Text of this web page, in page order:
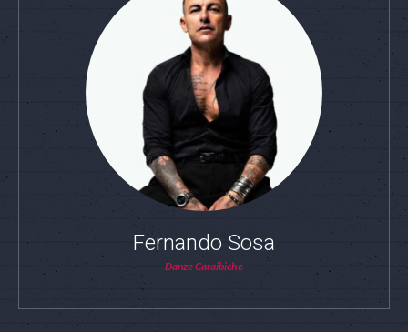
Fernando Sosa
Danze Caraibiche